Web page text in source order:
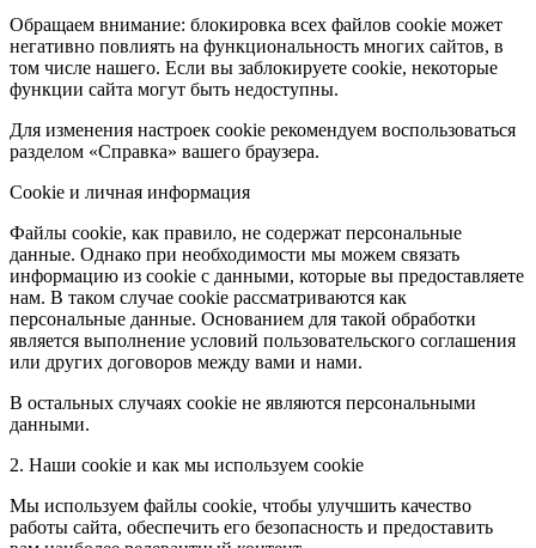
Обращаем внимание: блокировка всех файлов cookie может
негативно повлиять на функциональность многих сайтов, в
том числе нашего. Если вы заблокируете cookie, некоторые
функции сайта могут быть недоступны.
Для изменения настроек cookie рекомендуем воспользоваться
разделом «Справка» вашего браузера.
Cookie и личная информация
Файлы cookie, как правило, не содержат персональные
данные. Однако при необходимости мы можем связать
информацию из cookie с данными, которые вы предоставляете
нам. В таком случае cookie рассматриваются как
персональные данные. Основанием для такой обработки
является выполнение условий пользовательского соглашения
или других договоров между вами и нами.
В остальных случаях cookie не являются персональными
данными.
2. Наши cookie и как мы используем cookie
Мы используем файлы cookie, чтобы улучшить качество
работы сайта, обеспечить его безопасность и предоставить